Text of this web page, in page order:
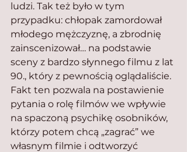
ludzi. Tak też było w tym
przypadku: chłopak zamordował
młodego mężczyznę, a zbrodnię
zainscenizował… na podstawie
sceny z bardzo słynnego filmu z lat
90., który z pewnością oglądaliście.
Fakt ten pozwala na postawienie
pytania o rolę filmów we wpływie
na spaczoną psychikę osobników,
którzy potem chcą „zagrać” we
własnym filmie i odtworzyć